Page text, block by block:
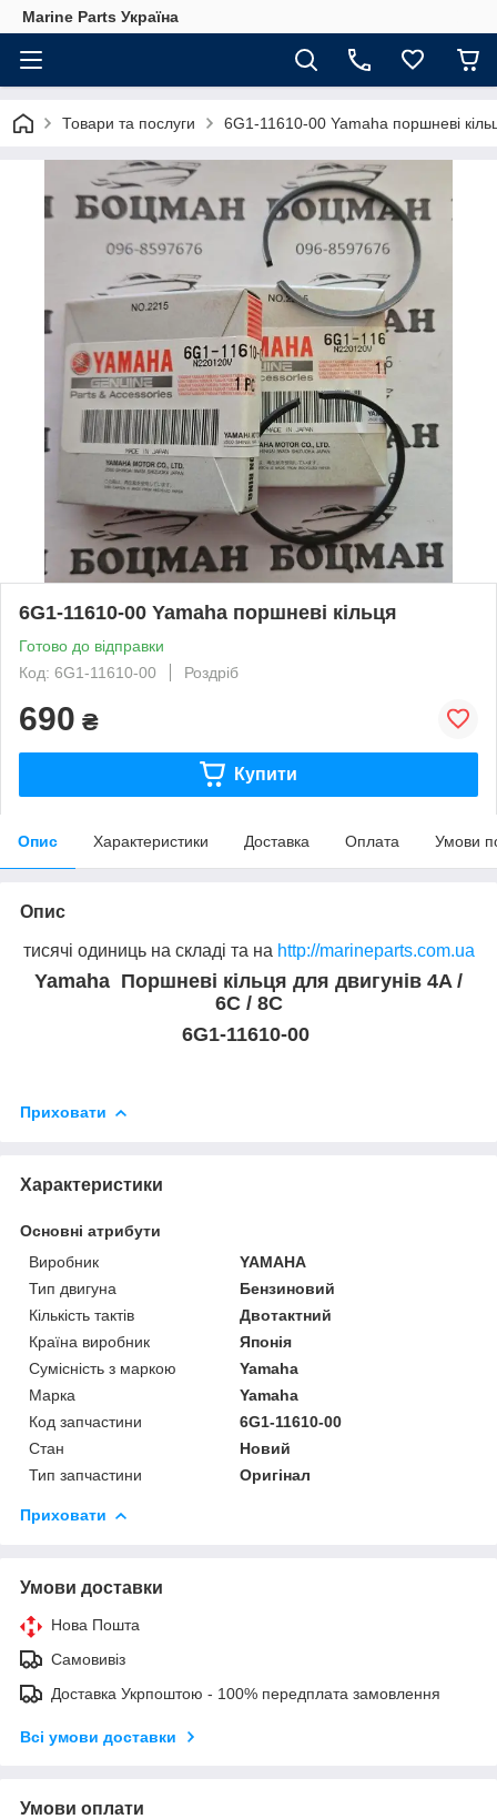
Marine Parts Україна
Товари та послуги 6G1-11610-00 Yamaha поршневі
6G1-11610-00 Yamaha поршневі кільця
Готово до відправки
Код: 6G1-11610-00
Роздріб
690 ₴
Купити
Опис Характеристики Доставка Оплата Умови
Опис
тисячі одиниць на складі та на http://marineparts.com.ua
Yamaha Поршневі кільця для двигунів 4A /
6C / 8C
6G1-11610-00
Приховати
Характеристики
Основні атрибути
Виробник
YAMAHA
Тип двигуна
Бензиновий
Кількість тактів
Двотактний
Країна виробник
Японія
Сумісність з маркою
Yamaha
Марка
Yamaha
Код запчастини
6G1-11610-00
Стан
Новий
Тип запчастини
Оригінал
Приховати
Умови доставки
Нова Пошта
Самовивіз
Доставка Укрпоштою - 100% передплата замовлення
Всі умови доставки
Умови оплати